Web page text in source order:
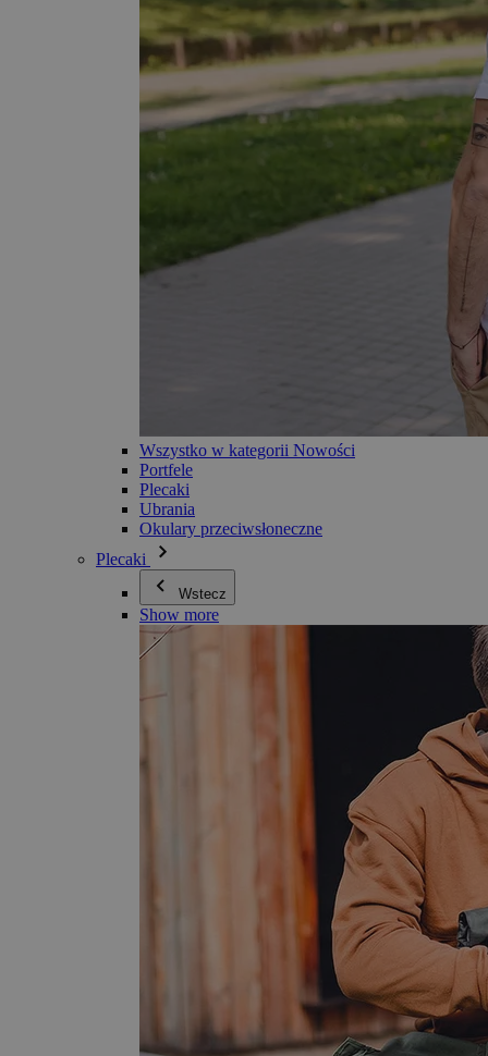
Wszystko w kategorii Nowości
Portfele
Plecaki
Ubrania
Okulary przeciwsłoneczne
Plecaki
Wstecz
Show more